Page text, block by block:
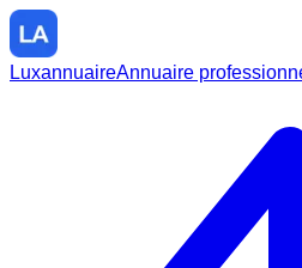
LuxannuaireAnnuaire